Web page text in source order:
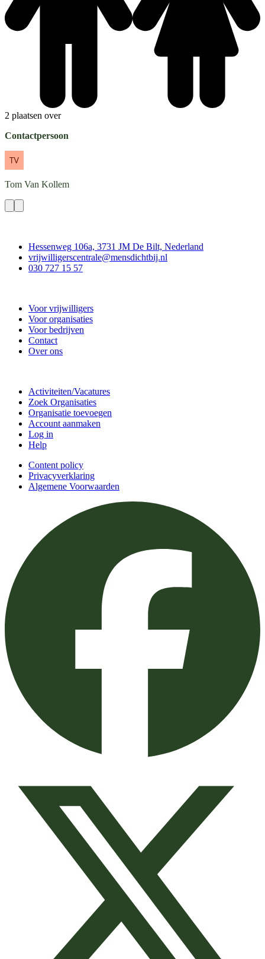
2 plaatsen over
Contactpersoon
Tom Van Kollem
Hessenweg 106a, 3731 JM De Bilt, Nederland
vrijwilligerscentrale@mensdichtbij.nl
030 727 15 57
Voor vrijwilligers
Voor organisaties
Voor bedrijven
Contact
Over ons
Activiteiten/Vacatures
Zoek Organisaties
Organisatie toevoegen
Account aanmaken
Log in
Help
Content policy
Privacyverklaring
Algemene Voorwaarden